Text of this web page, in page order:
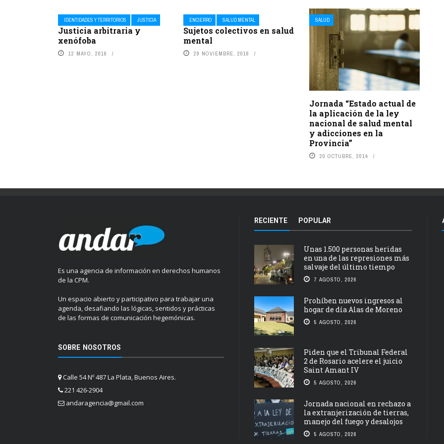
IDENTIDADES Y TERRITORIOS JUSTICIA
Justicia arbitraria y
xenófoba
12 MAYO, 2016
ENCIERRO SALUD MENTAL
Sujetos colectivos en salud
mental
29 NOVIEMBRE, 2016
SALUD
Jornada “Estado actual de
la aplicación de la ley
nacional de salud mental
y adicciones en la
Provincia”
20 OCTUBRE, 2014
Es una agencia de información en derechos humanos
de la CPM.
Un espacio abierto y participativo para trabajar una
agenda, desafiando las lógicas, sentidos y prácticas
de las formas de comunicación hegemónicas.
SOBRE NOSOTROS
Calle 54 Nº 487 La Plata, Buenos Aires.
221 426-2904
andaragencia@gmail.com
RECIENTE POPULAR
Unas 1.500 personas heridas
en una de las represiones más
salvaje del último tiempo
7 AGOSTO, 2026
Prohíben nuevos ingresos al
hogar de día Alas de Moreno
5 AGOSTO, 2026
Piden que el Tribunal Federal
2 de Rosario acelere el juicio
Saint Amant IV
5 AGOSTO, 2026
Jornada nacional en rechazo a
la extranjerización de tierras,
manejo del fuego y desalojos
5 AGOSTO, 2026